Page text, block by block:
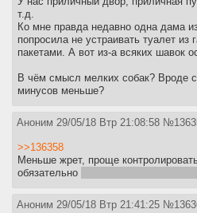
т.д.
Ко мне правда недавно одна дама
попросила не устраивать туалет из
пакетами. А вот из-а всяких шавок
В чём смысл мелких собак? Вроде
минусов меньше?
Аноним 29/05/18 Втр 21:08:58 №
>>136358
Меньше жрет, проще
обязательно
Аноним 29/05/18 Втр 21:41:25 №